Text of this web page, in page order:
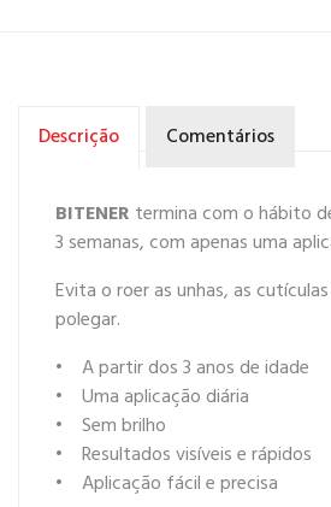
Descrição Comentários
BITENER termina com o hábito
3 semanas, com apenas uma
Evita o roer as unhas, as
polegar.
• A partir dos 3 anos de idade
• Uma aplicação diária
• Sem brilho
• Resultados visíveis e rápidos
• Aplicação fácil e precisa